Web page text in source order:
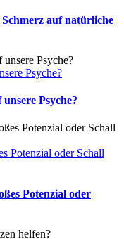
auf natürliche
Psyche?
Psyche?
Potenzial oder Schall
Potenzial oder